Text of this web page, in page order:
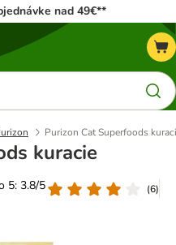
nad 49€**
Purizon Cat Superfoods
kuracie
5: 3.8/5
(6)